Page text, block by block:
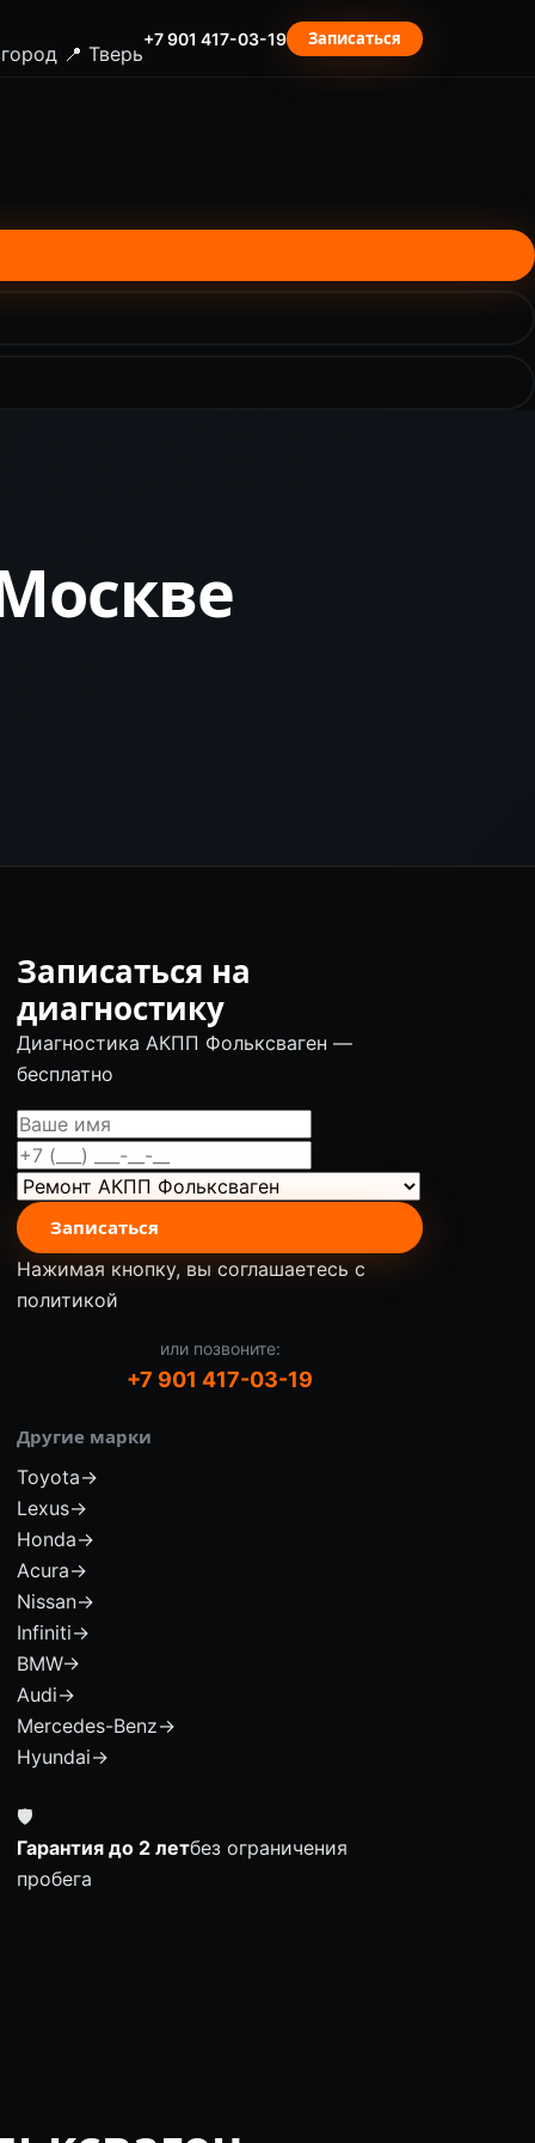
📍 Тверь
+7 901 417-03-19 Записаться
Записаться на
диагностику
Диагностика АКПП Фольксваген —
бесплатно
Записаться
Нажимая кнопку, вы соглашаетесь с
политикой
или позвоните:
+7 901 417-03-19
Другие марки
Toyota→
Lexus→
Honda→
Acura→
Nissan→
Infiniti→
BMW→
Audi→
Mercedes-Benz→
Hyundai→
🛡
Гарантия до 2 летбез ограничения
пробега